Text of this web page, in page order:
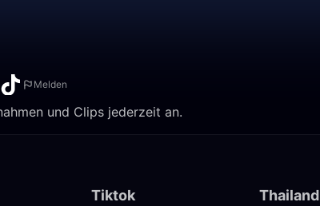
Melden
und Clips jederzeit an.
Tiktok Thailand